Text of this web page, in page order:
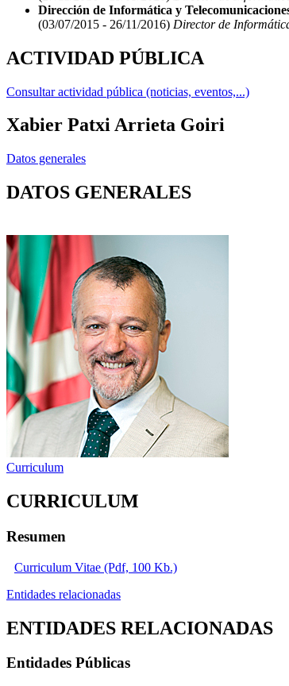
Dirección de Informática y
(03/07/2015 - 26/11/2016) Director de
ACTIVIDAD PÚBLICA
Consultar actividad pública (noticias, eventos,...)
Xabier Patxi Arrieta Goiri
Datos generales
DATOS GENERALES
Curriculum
CURRICULUM
Resumen
Curriculum Vitae (Pdf, 100 Kb.)
Entidades relacionadas
ENTIDADES RELACIONADAS
Entidades Públicas